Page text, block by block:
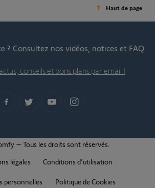
Haut de page
? Consultez nos vidéos, notices et FAQ
conseils et bons plans par email !
– Tous les droits sont réservés.
légales
Conditions d'utilisation
personnelles Politique de Cookies